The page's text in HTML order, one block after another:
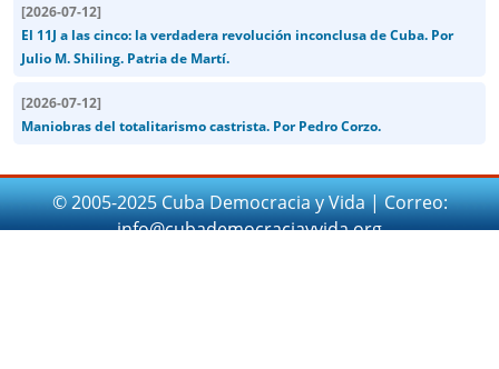
[2026-07-12]
El 11J a las cinco: la verdadera revolución inconclusa de Cuba. Por
Julio M. Shiling. Patria de Martí.
[2026-07-12]
Maniobras del totalitarismo castrista. Por Pedro Corzo.
© 2005-2025 Cuba Democracia y Vida | Correo:
info@cubademocraciayvida.org